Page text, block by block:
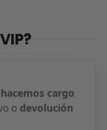
cargo
o devolución